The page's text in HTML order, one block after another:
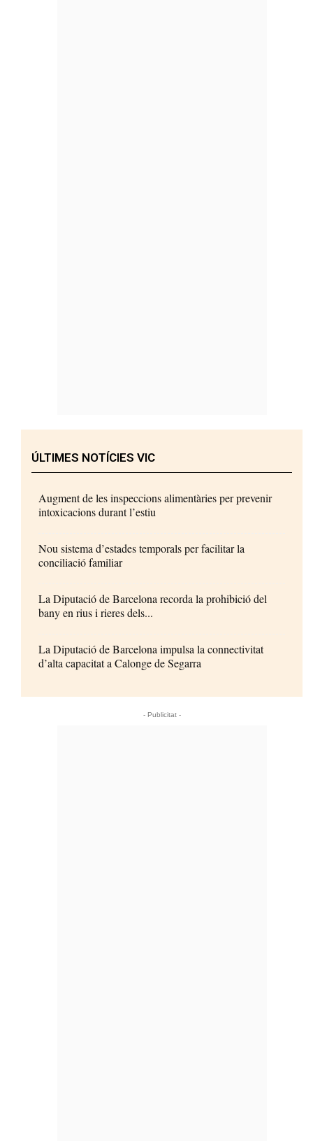
ÚLTIMES NOTÍCIES VIC
Augment de les inspeccions alimentàries per prevenir
intoxicacions durant l’estiu
Nou sistema d’estades temporals per facilitar la
conciliació familiar
La Diputació de Barcelona recorda la prohibició del
bany en rius i rieres dels...
La Diputació de Barcelona impulsa la connectivitat
d’alta capacitat a Calonge de Segarra
- Publicitat -